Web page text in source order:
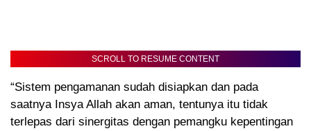
SCROLL TO RESUME CONTENT
“Sistem pengamanan sudah disiapkan dan pada
saatnya Insya Allah akan aman, tentunya itu tidak
terlepas dari sinergitas dengan pemangku kepentingan